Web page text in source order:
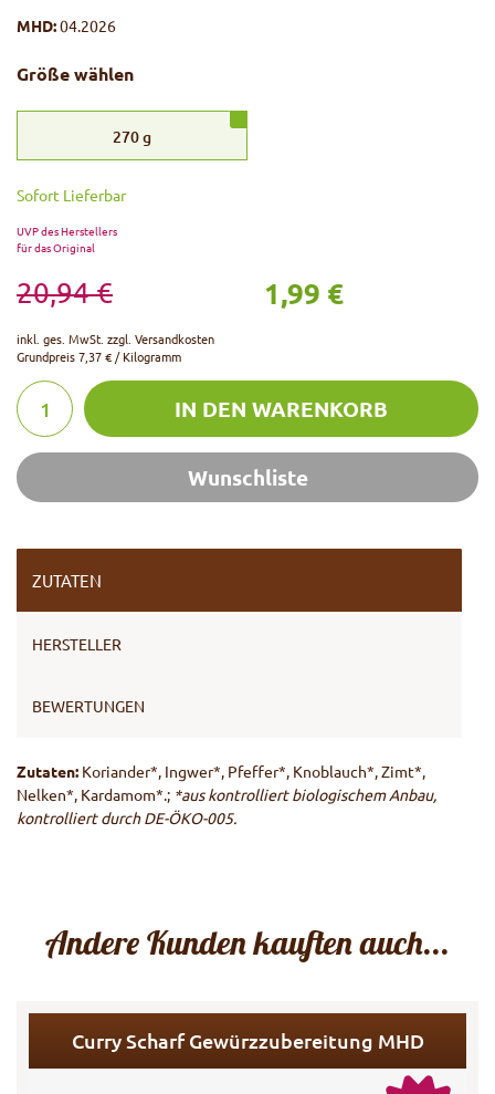
MHD:04.2026
Größe wählen
270g
Sofort Lieferbar
UVP des Herstellers
für das Original
20,94 € 1,99 €
inkl. ges. MwSt. zzgl. Versandkosten
Grundpreis7,37 € / Kilogramm
IN DEN WARENKORB
Wunschliste
ZUTATEN
HERSTELLER
BEWERTUNGEN
Zutaten: Koriander*, Ingwer*, Pfeffer*, Knoblauch*, Zimt*,
Nelken*, Kardamom*.; *aus kontrolliert biologischem Anbau,
kontrolliert durch DE-ÖKO-005.
Andere Kunden kauften auch...
Curry Scharf Gewürzzubereitung MHD